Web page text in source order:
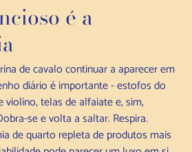
é a
de cavalo continuar a aparecer em
diário é importante - estofos do
violino, telas de alfaiate e, sim,
se e volta a saltar. Respira.
de quarto repleta de produtos mais